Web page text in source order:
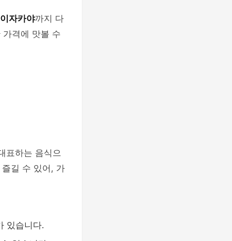
자카야까지 다
격에 맛볼 수
표하는 음식으
길 수 있어, 가
있습니다.